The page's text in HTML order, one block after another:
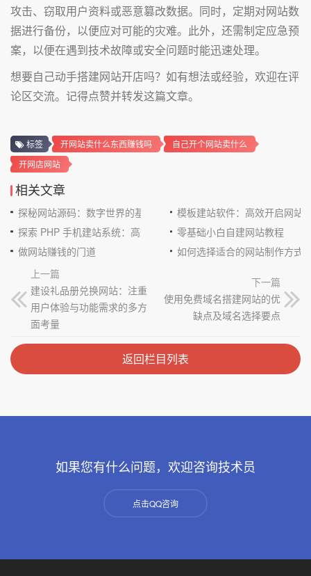
攻击、窃取用户资料或恶意篡改数据。同时，定期对网站数
据进行备份，以便应对可能的灾难。此外，还需制定应急预
案，以便在遇到技术故障或安全问题时能迅速处理。
想要自己动手搭建网站开店吗？如有想法或经验，欢迎在评
论区交流。记得点赞并转发这篇文章。
标签 开网站卖什么东西赚钱吗
自己开个网站卖什么
开网店网站
相关文章
探秘网站源码：数字世界的基石
模板建站软件：高效开启网站
探索 PHP 手机建站系统：高效与便捷的完美结合零基础小白自建网站教程
做网站赚钱的门道
如何选择适合的网站制作方式
上一篇
建设礼品册兑换网站：注重
用户体验与功能需求的多方
面考量
下一篇
使用免费域名搭建网站的优
缺点及域名选择要点
返回栏目列表
如果您有什么问题，欢迎咨询技术员
点击QQ咨询